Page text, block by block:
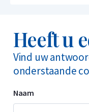
Heeft u
Vind uw
onderstaande
Naam